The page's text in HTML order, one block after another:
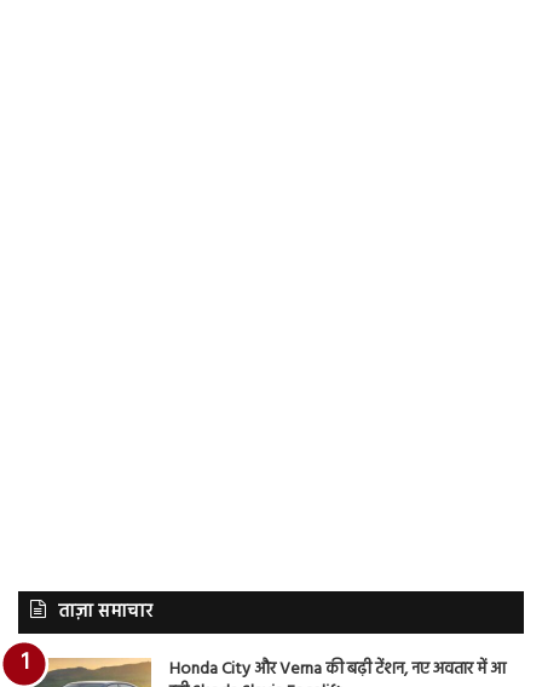
ताज़ा समाचार
Honda City और Verna की बढ़ी टेंशन, नए अवतार में आ